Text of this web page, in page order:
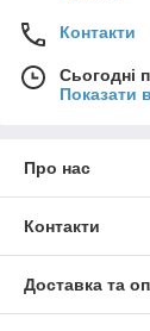
Контакти
Сьогодні
Показати
Про нас
Контакти
Доставка та